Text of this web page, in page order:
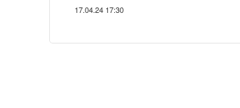
17.04.24 17:30